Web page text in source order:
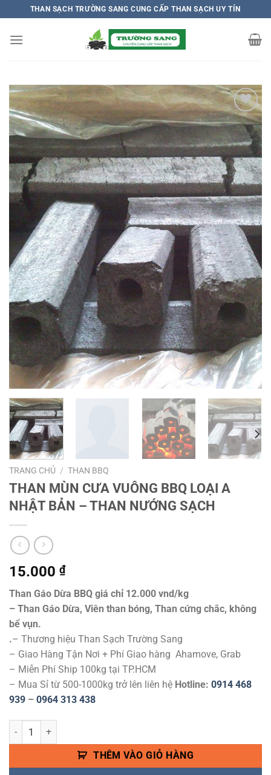
Chuyển
đến
nội
THAN SẠCH TRƯỜNG SANG CUNG CẤP THAN SẠCH UY TÍN
Add to
wishlist
TRANG CHỦ / THAN BBQ
THAN MÙN CƯA VUÔNG BBQ LOẠI A
NHẬT BẢN – THAN NƯỚNG SẠCH
15.000 ₫
Than Gáo Dừa BBQ giá chỉ 12.000 vnd/kg
– Than Gáo Dừa, Viên than bóng, Than cứng chắc, không
bể vụn.
.– Thương hiệu Than Sạch Trường Sang
– Giao Hàng Tận Nơi + Phí Giao hàng Ahamove, Grab
– Miễn Phí Ship 100kg tại TP.HCM
– Mua Sỉ từ 500-1000kg trở lên liên hệ Hotline: 0914 468
939 – 0964 313 438
THAN MÙN CƯA VUÔNG BBQ LOẠI A NHẬT BẢN - THAN NƯỚNG
THÊM VÀO GIỎ HÀNG